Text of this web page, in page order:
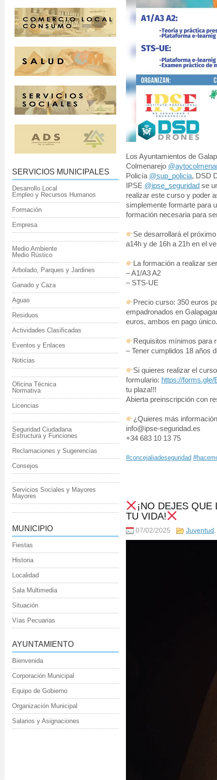
Los Ayuntamientos de
Colmenarejo
Policía @sup_policia, DSD
IPSE @ipse_seguridad se
realizar este curso y poder
simplemente formarte para
formación necesaria para
Se desarrollará el
a14h y de 16h a 21h en el
La formación a realizar
– A1/A3 A2
– STS-UE
Precio curso: 350 euros
empadronados en
euros, ambos en pago único.
Requisitos mínimos para
– Tener cumplidos 18 años
Si quieres realizar el
formulario: https://
tu plaza!!!
Abierta preinscripción con
¿Quieres más
info@ipse-seguridad.es
+34 683 10 13 75
#concejaliadeseguridad
¡NO DEJES
TU VIDA!
07/02/2025 Juventud
SERVICIOS MUNICIPALES
Desarrollo Local
Empleo y Recursos Humanos
Formación
Empresa
Medio Ambiente
Medio Rústico
Arbolado, Parques y Jardines
Ganado y Caza
Aguas
Residuos
Actividades Clasificadas
Eventos y Enlaces
Noticias
Oficina Técnica
Normativa
Licencias
Seguridad Ciudadana
Estructura y Funciones
Reclamaciones y Sugerencias
Consejos
Servicios Sociales y Mayores
Mayores
MUNICIPIO
Fiestas
Historia
Localidad
Sala Multimedia
Situación
Vías Pecuarias
AYUNTAMIENTO
Bienvenida
Corporación Municipal
Equipo de Gobierno
Organización Municipal
Salarios y Asignaciones